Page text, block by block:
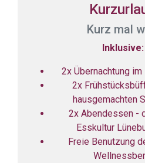
Kurz mal
Inklusive:
2x Übernachtung
2x
hausgemachten
2x Abendessen -
Esskultur
Freie Benutzung